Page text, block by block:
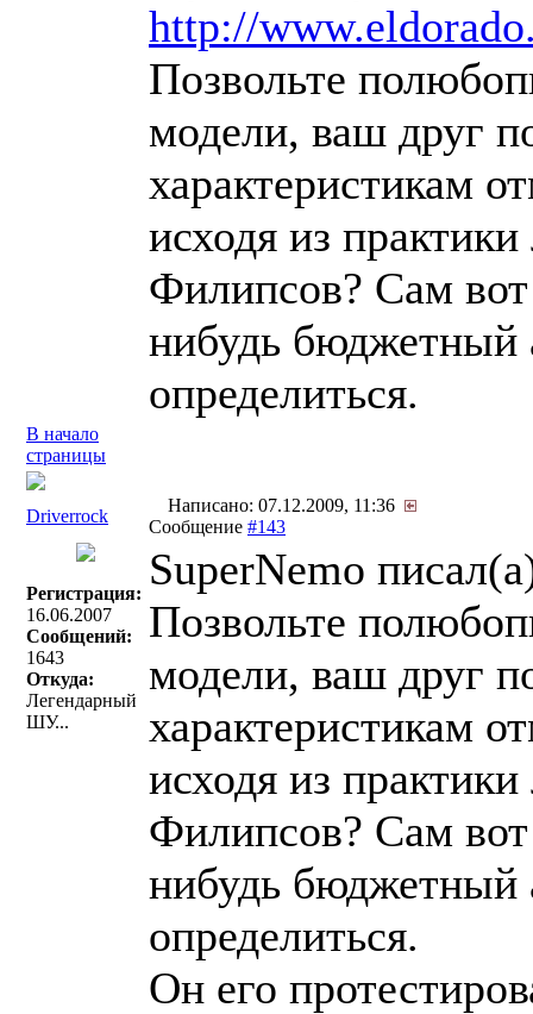
http://
Позвольте
модели, ваш друг
характеристикам
исходя из
Филипсов? Сам
нибудь бюджетный
определиться.
В начало
страницы
Driverrock
Написано: 07.12.2009, 11:36
Сообщение #143
Регистрация:
16.06.2007
Сообщений:
1643
Откуда:
Легендарный
ШУ...
SuperNemo
Позвольте
модели, ваш друг
характеристикам
исходя из
Филипсов? Сам
нибудь бюджетный
определиться.
Он его